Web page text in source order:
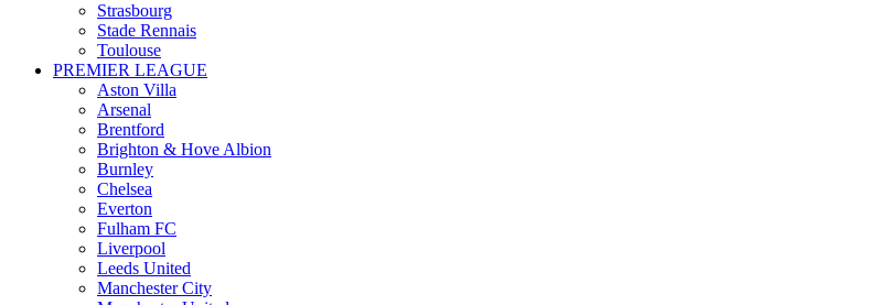
Strasbourg
Stade Rennais
Toulouse
PREMIER LEAGUE
Aston Villa
Arsenal
Brentford
Brighton & Hove Albion
Burnley
Chelsea
Everton
Fulham FC
Liverpool
Leeds United
Manchester City